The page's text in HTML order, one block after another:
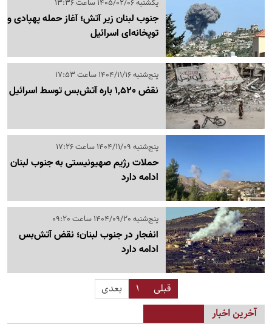
یکشنبه 1405/02/06 ساعت 13:36
جنوب لبنان زیر آتش؛ آغاز حمله پهپادی و
توپخانه‌ای اسرائیل
پنج‌شنبه 1404/11/16 ساعت 17:53
نقض 1,520 باره آتش‌بس توسط اسرائیل
پنج‌شنبه 1404/11/09 ساعت 17:26
حملات رژیم صهیونیستی به جنوب لبنان
ادامه دارد
پنج‌شنبه 1404/09/20 ساعت 09:20
انفجار در جنوب لبنان؛ نقض آتش‌بس
ادامه دارد
قبلی 1
بعدی
آخرین اخبار